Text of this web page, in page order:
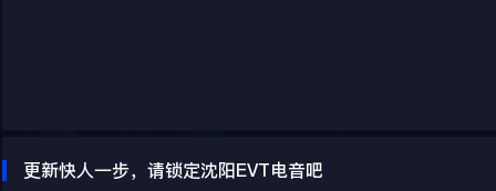
更新快人一步，请锁定沈阳EVT电音吧